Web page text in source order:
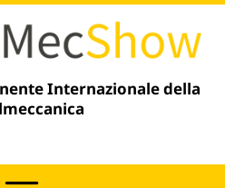
Internazionale della